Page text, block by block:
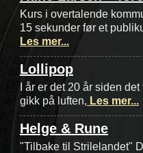
Kurs i overtalende
15 sekunder før et
Les mer...
Lollipop
I år er det 20 år siden
gikk på luften, Les mer...
Helge & Rune
"Tilbake til Strilelandet"